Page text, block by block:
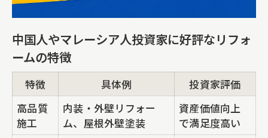
中国人やマレーシア人投資家に好評なリフォ
ームの特徴
特徴 具体例
投資家評価
高品質
施工
内装・外壁リフォー
ム、屋根外壁塗装
資産価値向上
で満足度高い